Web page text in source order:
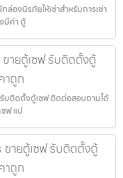
องนิรภัยให้เช่าสำหรับการเช่า
มีค่า ตู้
ายตู้เซฟ รับติดตั้งตู้
าถูก
บติดตั้งตู้เซฟ ติดต่อสอบถามได้
ฟ แป
ขายตู้เซฟ รับติดตั้งตู้
าถูก